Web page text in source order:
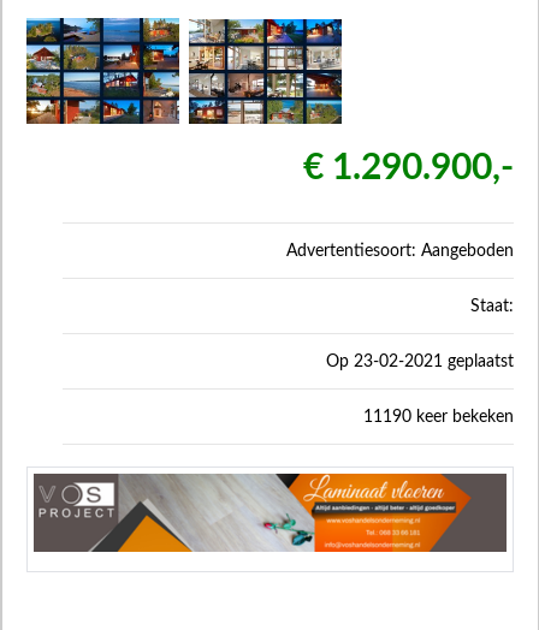
€ 1.290.900,-
Advertentiesoort: Aangeboden
Staat:
Op 23-02-2021 geplaatst
11190 keer bekeken